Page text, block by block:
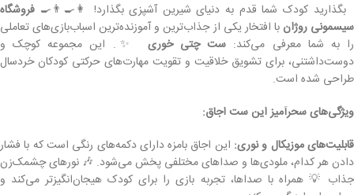
بگذارید کودک شما قدم به دنیای شیرین آشپزی بگذارد! 👩‍🍳👨‍🍳 فروشگاه
سیسمونی روژان با افتخار یکی از جذاب‌ترین و آموزنده‌ترین اسباب‌بازی‌های تعاملی
را به شما معرفی می‌کند: ست چتی خوری
✨. این مجموعه کوچک و
دوست‌داشتنی، برای تشویق خلاقیت و تقویت مهارت‌های حرکتی کودکان خردسال
طراحی شده است.
ویژگی‌های سحرآمیز این ست اجاق:
قابلیت‌های موزیکال و نوری: این اجاق بامزه دارای دکمه‌های رنگی است که با فشار
دادن هر کدام، ملودی‌ها و صداهای مختلفی پخش می‌شود. 🎶 نورهای چشمک‌زن
جذاب 💡 همراه با صداها، تجربه بازی را برای کودک هیجان‌انگیزتر می‌کند و